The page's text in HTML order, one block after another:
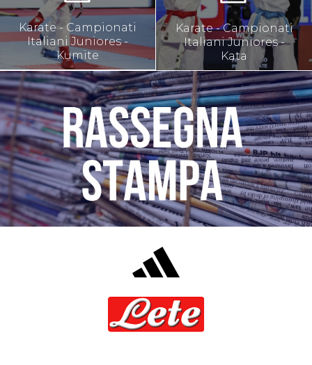
Karate - Campionati
Italiani Juniores -
Kumite
Karate - Campionati
Italiani Juniores -
Kata